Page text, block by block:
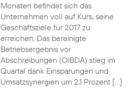
Monaten befindet sich das
Unternehmen voll auf Kurs, seine
Geschäftsziele für 2017 zu
erreichen. Das bereinigte
Betriebsergebnis vor
Abschreibungen (OIBDA) stieg im
Quartal dank Einsparungen und
Umsatzsynergien um 2,1 Prozent […]